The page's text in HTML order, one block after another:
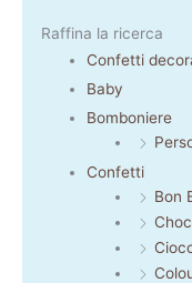
Raffina la ricerca
Confetti
Baby
Bomboniere
Confetti
Bon